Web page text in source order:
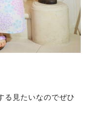
る見たいなのでぜひ